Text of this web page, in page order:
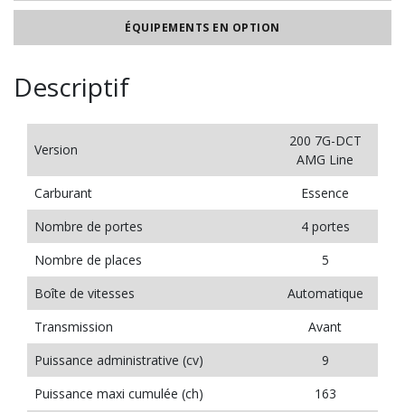
ÉQUIPEMENTS EN OPTION
Descriptif
Version
200 7G-DCT
AMG Line
Carburant
Essence
Nombre de portes
4 portes
Nombre de places
5
Boîte de vitesses
Automatique
Transmission
Avant
Puissance administrative (cv)
9
Puissance maxi cumulée (ch)
163